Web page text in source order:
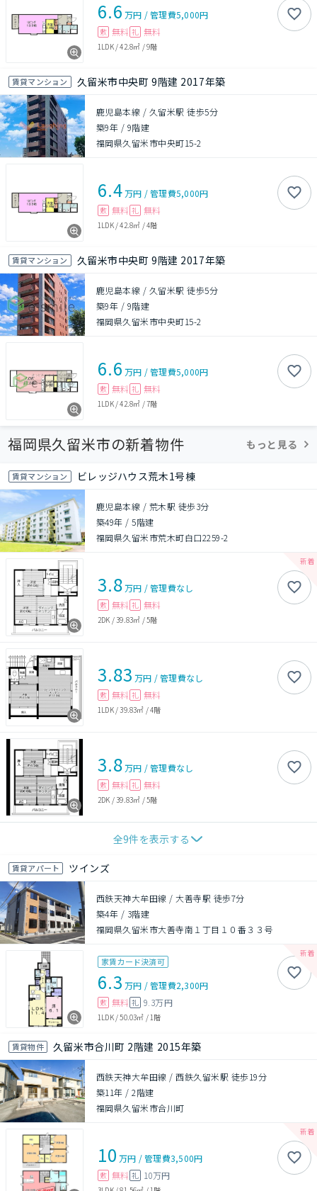
6.6 万円 /管理費5,000円
敷 無料 礼 無料
1LDK/42.8㎡ /9階
賃貸マンション 久留米市中央町 9階建 2017年築
鹿児島本線 / 久留米駅 徒歩5分
築9年 / 9階建
福岡県久留米市中央町15-2
6.4万円 /管理費5,000円
敷 無料 礼 無料
1LDK/42.8㎡ /4階
賃貸マンション 久留米市中央町 9階建 2017年築
鹿児島本線 / 久留米駅 徒歩5分
築9年 / 9階建
福岡県久留米市中央町15-2
6.6 万円 /管理費5,000円
敷 無料 礼 無料
1LDK/42.8㎡ /7階
福岡県久留米市の新着物件 もっと見る
賃貸マンション ビレッジハウス荒木1号棟
鹿児島本線 / 荒木駅 徒歩3分
築49年 /5階建
福岡県久留米市荒木町白口2259-2
3.8万円 /管理費なし
敷 無料 礼 無料
2DK /39.83㎡ /5階
3.83 万円 /管理費なし
敷 無料 礼 無料
1LDK/39.83㎡ /4階
3.8万円 /管理費なし
敷 無料 礼 無料
2DK /39.83㎡ /5階
全9件を表示する
賃貸アパート ツインズ
西鉄天神大牟田線 / 大善寺駅 徒歩7分
築4年 / 3階建
福岡県久留米市大善寺南１丁目１０番３３号
家賃カード決済可
6.3 万円 /管理費2,300円
敷 無料 礼 9.3万円
1LDK/50.03㎡ /1階
賃貸物件 久留米市合川町 2階建 2015年築
西鉄天神大牟田線 / 西鉄久留米駅 徒歩19分
築11年 /2階建
福岡県久留米市合川町
10 万円 /管理費3,500円
敷 無料 礼 10万円